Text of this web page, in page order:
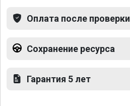
Оплата после проверки
Сохранение ресурса
Гарантия 5 лет